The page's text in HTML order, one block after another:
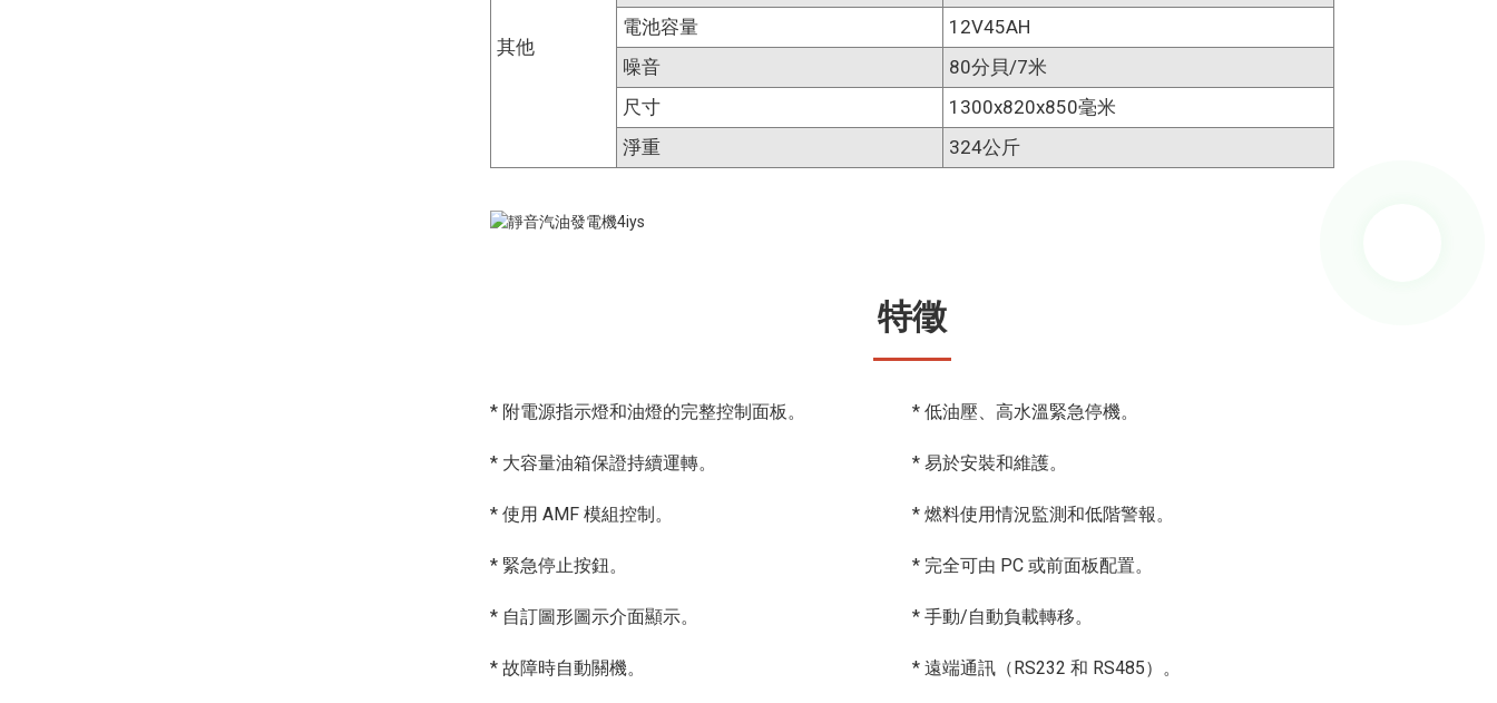
其他
電池容量
12V45AH
噪音
80分貝/7米
尺寸
1300x820x850毫米
淨重
324公斤
特徵
* 附電源指示燈和油燈的完整控制面板。 * 低油壓、高水溫緊急停機。
* 大容量油箱保證持續運轉。 * 易於安裝和維護。
* 使用 AMF 模組控制。 * 燃料使用情況監測和低階警報。
* 緊急停止按鈕。 * 完全可由 PC 或前面板配置。
* 自訂圖形圖示介面顯示。 * 手動/自動負載轉移。
* 故障時自動關機。 * 遠端通訊（RS232 和 RS485）。